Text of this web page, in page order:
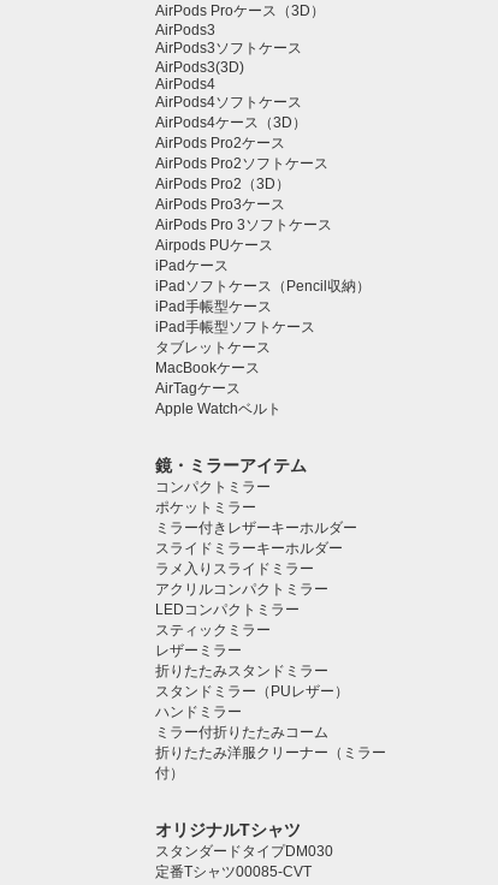
AirPods Proケース（3D）
AirPods3
AirPods3ソフトケース
AirPods3(3D)
AirPods4
AirPods4ソフトケース
AirPods4ケース（3D）
AirPods Pro2ケース
AirPods Pro2ソフトケース
AirPods Pro2（3D）
AirPods Pro3ケース
AirPods Pro 3ソフトケース
Airpods PUケース
iPadケース
iPadソフトケース（Pencil収納）
iPad手帳型ケース
iPad手帳型ソフトケース
タブレットケース️
MacBookケース
AirTagケース
Apple Watchベルト
鏡・ミラーアイテム
コンパクトミラー
ポケットミラー
ミラー付きレザーキーホルダー
スライドミラーキーホルダー
ラメ入りスライドミラー
アクリルコンパクトミラー
LEDコンパクトミラー
スティックミラー
レザーミラー
折りたたみスタンドミラー
スタンドミラー（PUレザー）
ハンドミラー
ミラー付折りたたみコーム
折りたたみ洋服クリーナー（ミラー
付）
オリジナルTシャツ
スタンダードタイプDM030
定番Tシャツ00085-CVT